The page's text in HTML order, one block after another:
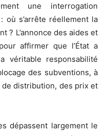
une interrogation
où s’arrête réellement la
? L’annonce des aides et
affirmer que l’État a
responsabilité
des subventions, à
distribution, des prix et
dépassent largement le